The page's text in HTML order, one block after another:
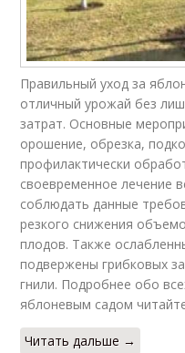
Правильный уход за
отличный урожай без
затрат. Основные
орошение, обрезка,
профилактически
своевременное лечение
соблюдать данные
резкого снижения
плодов. Также
подвержены грибковых
гнили. Подробнее обо
яблоневым садом
Читать дальше →